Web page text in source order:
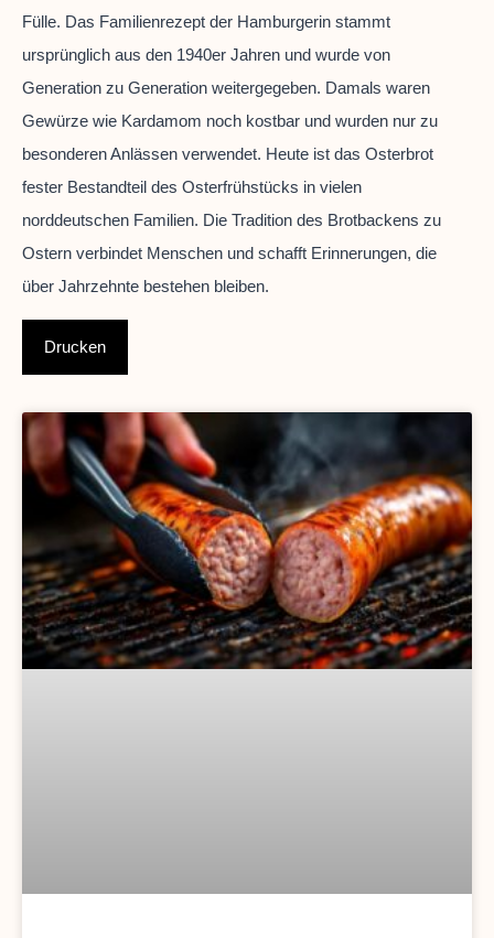
Fülle. Das Familienrezept der Hamburgerin stammt
ursprünglich aus den 1940er Jahren und wurde von
Generation zu Generation weitergegeben. Damals waren
Gewürze wie Kardamom noch kostbar und wurden nur zu
besonderen Anlässen verwendet. Heute ist das Osterbrot
fester Bestandteil des Osterfrühstücks in vielen
norddeutschen Familien. Die Tradition des Brotbackens zu
Ostern verbindet Menschen und schafft Erinnerungen, die
über Jahrzehnte bestehen bleiben.
Drucken